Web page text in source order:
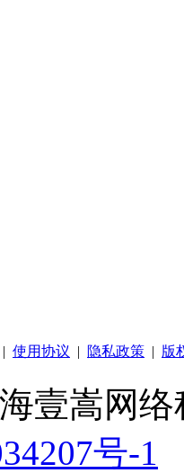
| 使用协议 | 隐私政策 | 版
壹嵩网
号-1